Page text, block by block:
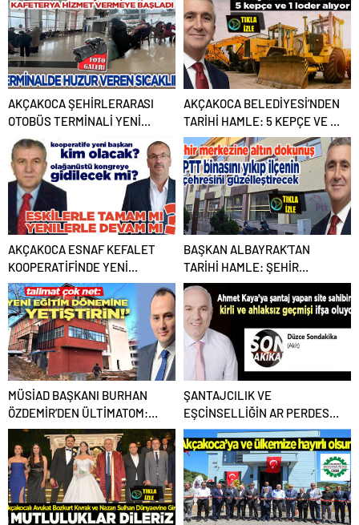
VERMİYORUZ!..
AKÇAKOCA ŞEHİRLERARASI
OTOBÜS TERMİNALİ YENİ
YÜZÜYLE GÖZ DOLDURUYOR
AKÇAKOCA BELEDİYESİ’NDEN
TARİHİ HAMLE: 5 KEPÇE VE 1
LODER SATIN ALINIYOR
AKÇAKOCA ESNAF KEFALET
KOOPERATİFİNDE YENİ
DÖNEMDE NELER OLACAK?
BAŞKAN ALBAYRAK’TAN
TARİHİ HAMLE: ŞEHİR
MERKEZİ YENİDEN
ŞEKİLLENİYOR
MÜSİAD BAŞKANI BURHAN
ÖZDEMİR’DEN ÜLTİMATOM:
“YA BİTECEK YA BİTECEK”
ŞANTAJCILIK VE
EŞCİNSELLİĞİN AR PERDESİ
YIRTILIYOR… O SÖZDE
SİTEYE YARGI KISKACI